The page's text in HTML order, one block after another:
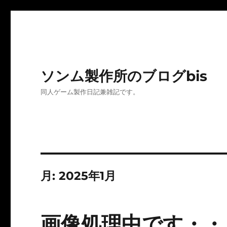
ソンム製作所のブログbis
同人ゲーム製作日記兼雑記です。
月:2025年1月